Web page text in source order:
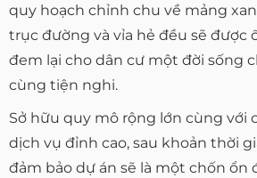
quy hoạch chỉnh chu về mảng
trục đường và vỉa hẻ đều sẽ được
đem lại cho dân cư một đời sống
cùng tiện nghi.
Sở hữu quy mô rộng lớn cùng với
dịch vụ đỉnh cao, sau khoản thời
đảm bảo dự án sẽ là một chốn ổn